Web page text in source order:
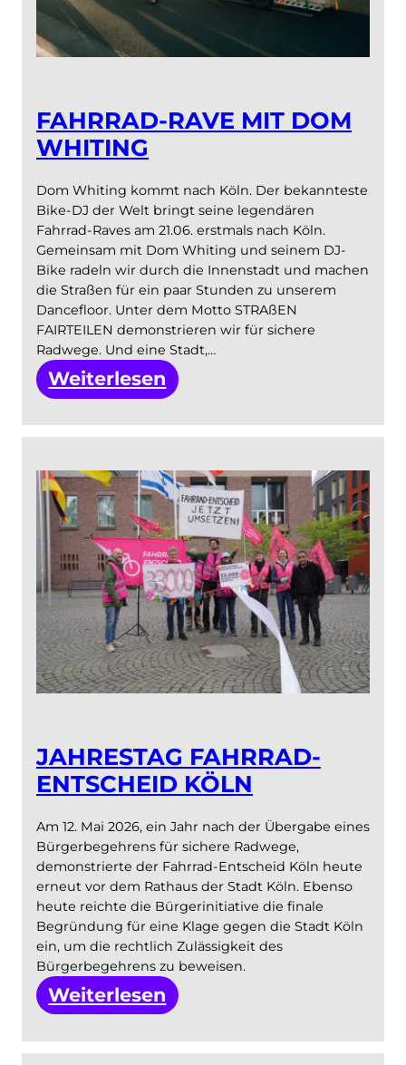
FAHRRAD-RAVE MIT DOM
WHITING
Dom Whiting kommt nach Köln. Der bekannteste
Bike-DJ der Welt bringt seine legendären
Fahrrad-Raves am 21.06. erstmals nach Köln.
Gemeinsam mit Dom Whiting und seinem DJ-
Bike radeln wir durch die Innenstadt und machen
die Straßen für ein paar Stunden zu unserem
Dancefloor. Unter dem Motto STRAßEN
FAIRTEILEN demonstrieren wir für sichere
Radwege. Und eine Stadt,…
Weiterlesen
Rave
mit
Dom
Whiting
JAHRESTAG FAHRRAD-
ENTSCHEID KÖLN
Am 12. Mai 2026, ein Jahr nach der Übergabe eines
Bürgerbegehrens für sichere Radwege,
demonstrierte der Fahrrad-Entscheid Köln heute
erneut vor dem Rathaus der Stadt Köln. Ebenso
heute reichte die Bürgerinitiative die finale
Begründung für eine Klage gegen die Stadt Köln
ein, um die rechtlich Zulässigkeit des
Bürgerbegehrens zu beweisen.
Weiterlesen
Fahrrad-